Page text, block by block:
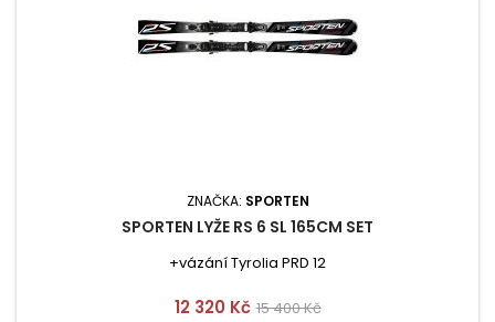
ZNAČKA: SPORTEN
SPORTEN LYŽE RS 6 SL 165CM SET
+vázání Tyrolia PRD 12
Cena
12 320 Kč Běžná
15 400 Kč